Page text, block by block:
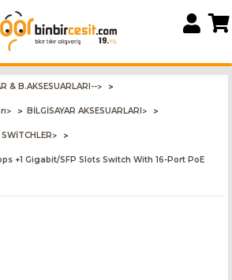
& B.AKSESUARLARI-->
> BİLGİSAYAR AKSESUARLARI>
SWİTCHLER>
+1 Gigabit/SFP Slots Switch With 16-Port PoE